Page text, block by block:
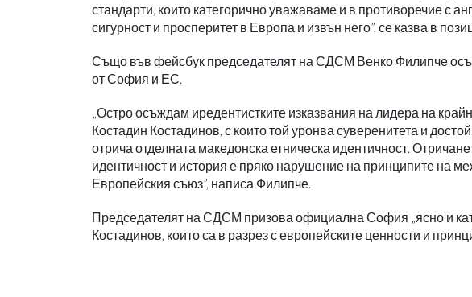
стандарти, които категорично уважаваме и в противоречие с
сигурност и просперитет в Европа и извън него”, се казва в
Също във фейсбук председателят на СДСМ Венко Филипче
от София и ЕС.
„Остро осъждам иредентистките изказвания на лидера на
Костадин Костадинов, с които той уронва суверенитета и
отрича отделната македонска етническа идентичност.
идентичност и история е пряко нарушение на принципите на
Европейския съюз”, написа Филипче.
Председателят на СДСМ призова официална София „ясно и
Костадинов, които са в разрез с европейските ценности и